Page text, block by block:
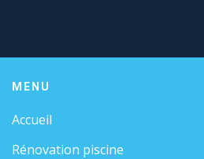
MENU
Accueil
Rénovation piscine